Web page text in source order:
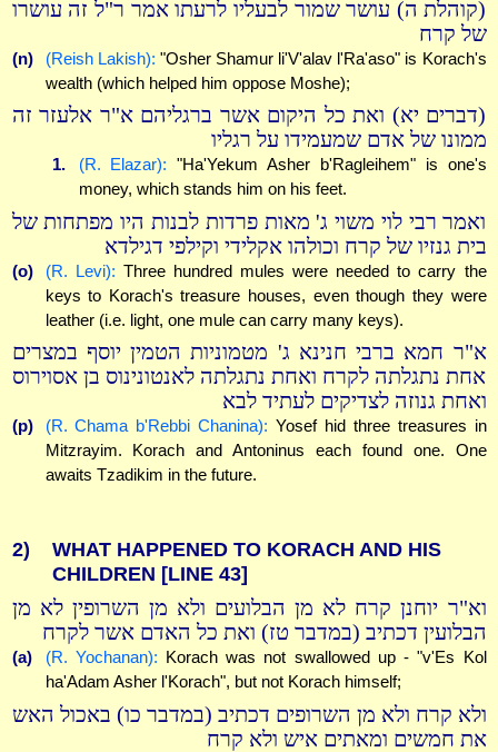
(קוהלת ה) עושר שמור לבעליו לרעתו אמר ר"ל זה עושרו
של קרח
(n) (Reish Lakish): "Osher Shamur li'V'alav l'Ra'aso" is Korach's
wealth (which helped him oppose Moshe);
(דברים יא) ואת כל היקום אשר ברגליהם א"ר אלעזר זה
ממונו של אדם שמעמידו על רגליו
1. (R. Elazar): "Ha'Yekum Asher b'Ragleihem" is one's
money, which stands him on his feet.
ואמר רבי לוי משוי ג' מאות פרדות לבנות היו מפתחות של
בית גנזיו של קרח וכולהו אקלידי וקילפי דגילדא
(o) (R. Levi): Three hundred mules were needed to carry the
keys to Korach's treasure houses, even though they were
leather (i.e. light, one mule can carry many keys).
א"ר חמא ברבי חנינא ג' מטמוניות הטמין יוסף במצרים
אחת נתגלתה לקרח ואחת נתגלתה לאנטונינוס בן אסוירוס
ואחת גנוזה לצדיקים לעתיד לבא
(p) (R. Chama b'Rebbi Chanina): Yosef hid three treasures in
Mitzrayim. Korach and Antoninus each found one. One
awaits Tzadikim in the future.
2)
WHAT HAPPENED TO KORACH AND HIS
CHILDREN [LINE 43]
וא"ר יוחנן קרח לא מן הבלועים ולא מן השרופין לא מן
הבלועין דכתיב (במדבר טז) ואת כל האדם אשר לקרח
(a) (R. Yochanan): Korach was not swallowed up - "v'Es Kol
ha'Adam Asher l'Korach", but not Korach himself;
ולא קרח ולא מן השרופים דכתיב (במדבר כו) באכול האש
את חמשים ומאתים איש ולא קרח